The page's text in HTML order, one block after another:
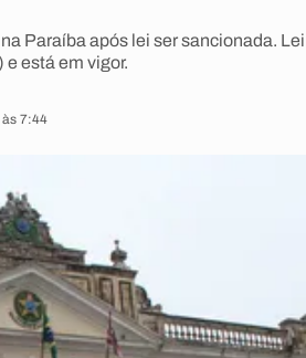
Paraíba após lei ser sancionada.
está em vigor.
7:44